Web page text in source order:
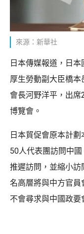
來源：新華社
日本傳媒報道，日
厚生勞動副大臣橋
會長河野洋平，出
博覽會。
日本貿促會原本計
50人代表團訪問中
推遲訪問，並縮小
名高層將與中方官
不會尋求與中國政要